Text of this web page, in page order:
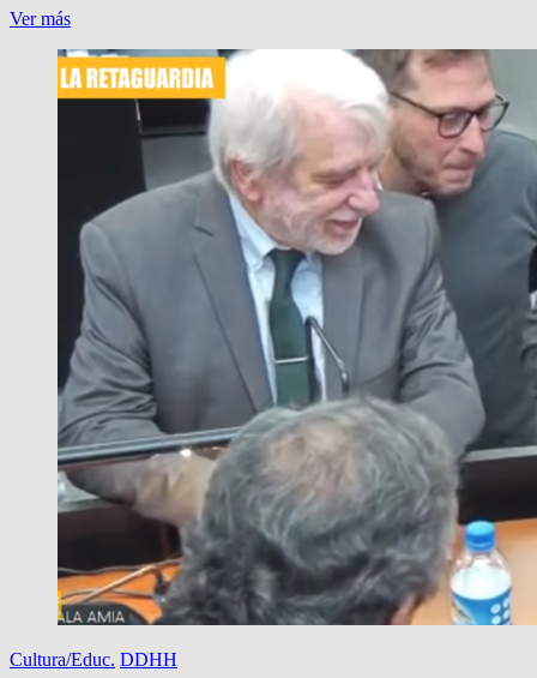
Ver másLA
VERSUS
MILEI,
POR
DERECHOS
Cultura/Educ. DDHH